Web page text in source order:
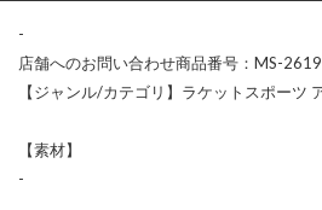
-
店舗へのお問い合わせ商品番号：MS-
【ジャンル/カテゴリ】ラケットスポーツ
【素材】
-